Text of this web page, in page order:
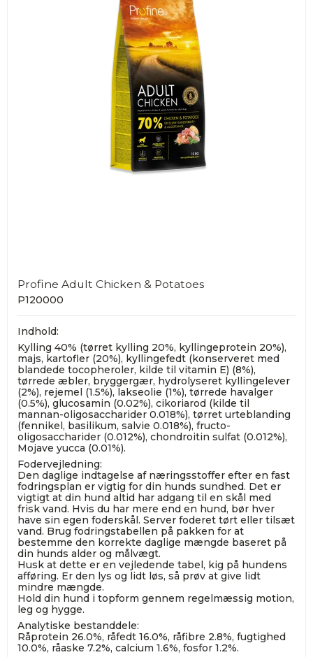
Profine Adult Chicken & Potatoes
P120000
Indhold:
Kylling 40% (tørret kylling 20%, kyllingeprotein 20%),
majs, kartofler (20%), kyllingefedt (konserveret med
blandede tocopheroler, kilde til vitamin E) (8%),
tørrede æbler, bryggergær, hydrolyseret kyllingelever
(2%), rejemel (1.5%), lakseolie (1%), tørrede havalger
(0.5%), glucosamin (0.02%), cikoriarod (kilde til
mannan-oligosaccharider 0.018%), tørret urteblanding
(fennikel, basilikum, salvie 0.018%), fructo-
oligosaccharider (0.012%), chondroitin sulfat (0.012%),
Mojave yucca (0.01%).
Fodervejledning:
Den daglige indtagelse af næringsstoffer efter en fast
fodringsplan er vigtig for din hunds sundhed. Det er
vigtigt at din hund altid har adgang til en skål med
frisk vand. Hvis du har mere end en hund, bør hver
have sin egen foderskål. Server foderet tørt eller tilsæt
vand. Brug fodringstabellen på pakken for at
bestemme den korrekte daglige mængde baseret på
din hunds alder og målvægt.
Husk at dette er en vejledende tabel, kig på hundens
afføring. Er den lys og lidt løs, så prøv at give lidt
mindre mængde.
Hold din hund i topform gennem regelmæssig motion,
leg og hygge.
Analytiske bestanddele:
Råprotein 26.0%, råfedt 16.0%, råfibre 2.8%, fugtighed
10.0%, råaske 7.2%, calcium 1.6%, fosfor 1.2%.